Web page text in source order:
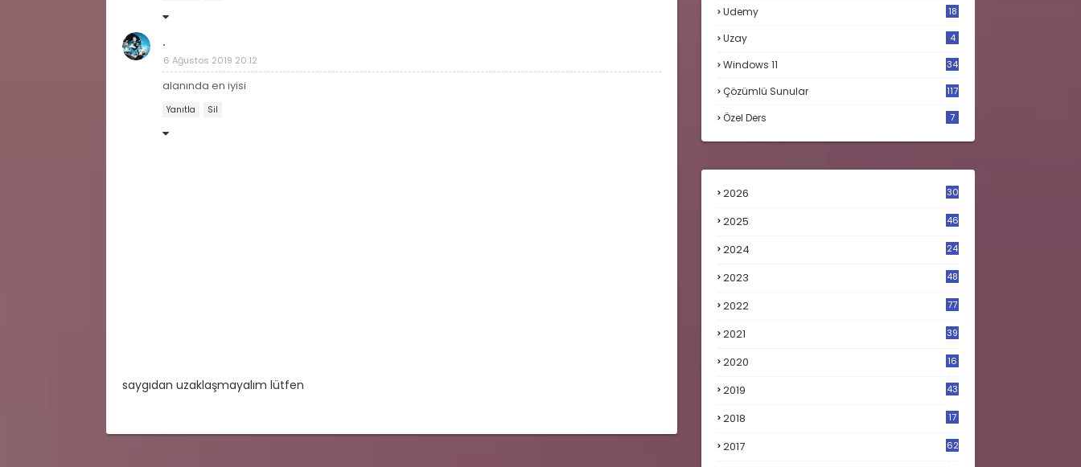
.
6 Ağustos 2019 20:12
alanında en iyisi
Yanıtla Sil
saygıdan uzaklaşmayalım lütfen
Udemy 18
Uzay 4
Windows 11 34
Çözümlü Sunular 117
Özel Ders 7
2026 30
2025 46
2024 24
2023
48
2022 77
2021 39
2020
16
2019
43
2018
17
2017
62